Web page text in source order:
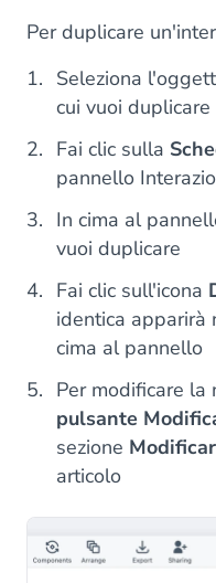
Per duplicare
Seleziona
cui vuoi
Fai clic sulla
pannello
In cima al
vuoi duplicare
Fai clic sull'icona
identica apparirà
cima al pannello
Per modificare la
pulsante
sezione
articolo